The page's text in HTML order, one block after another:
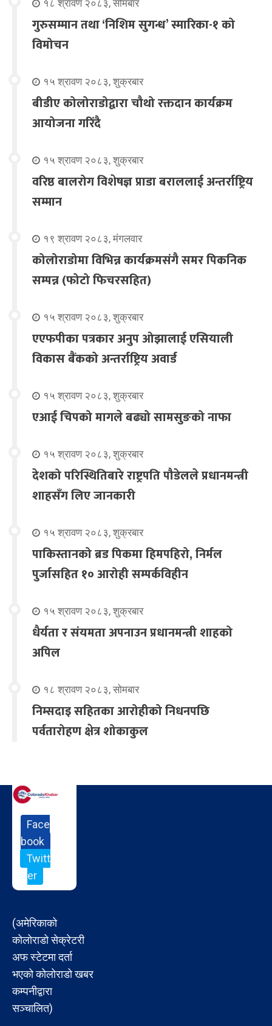
१८ श्रावण २०८३, सोमबार
गुरुसम्मान तथा ‘निशिम सुगन्ध’ स्मारिका-१ को
विमोचन
१५ श्रावण २०८३, शुक्रबार
बीडीए कोलोराडोद्वारा चौथो रक्तदान कार्यक्रम
आयोजना गरिंदै
१५ श्रावण २०८३, शुक्रबार
वरिष्ठ बालरोग विशेषज्ञ प्राडा बराललाई अन्तर्राष्ट्रिय
सम्मान
१९ श्रावण २०८३, मंगलवार
कोलोराडोमा विभिन्न कार्यक्रमसंगै समर पिकनिक
सम्पन्न (फोटो फिचरसहित)
१५ श्रावण २०८३, शुक्रबार
एएफपीका पत्रकार अनुप ओझालाई एसियाली
विकास बैंकको अन्तर्राष्ट्रिय अवार्ड
१५ श्रावण २०८३, शुक्रबार
एआई चिपको मागले बढ्यो सामसुङको नाफा
१५ श्रावण २०८३, शुक्रबार
देशको परिस्थितिबारे राष्ट्रपति पौडेलले प्रधानमन्त्री
शाहसँग लिए जानकारी
१५ श्रावण २०८३, शुक्रबार
पाकिस्तानको ब्रड पिकमा हिमपहिरो, निर्मल
पुर्जासहित १० आरोही सम्पर्कविहीन
१५ श्रावण २०८३, शुक्रबार
धैर्यता र संयमता अपनाउन प्रधानमन्त्री शाहको
अपिल
१८ श्रावण २०८३, सोमबार
निम्सदाइ सहितका आरोहीको निधनपछि
पर्वतारोहण क्षेत्र शोकाकुल
Face
book
Twitt
er
(अमेरिकाको
कोलोराडो सेक्रेटरी
अफ स्टेटमा दर्ता
भएको कोलोराडो खबर
कम्पनीद्वारा
सञ्चालित)